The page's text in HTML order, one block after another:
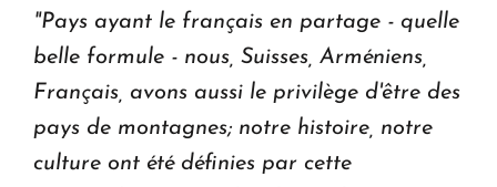
"Pays ayant le français en partage - quelle
belle formule - nous, Suisses, Arméniens,
Français, avons aussi le privilège d'être des
pays de montagnes; notre histoire, notre
culture ont étédéfinies par cette